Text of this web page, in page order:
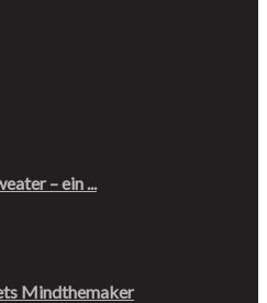
– ein ...
Mindthemaker